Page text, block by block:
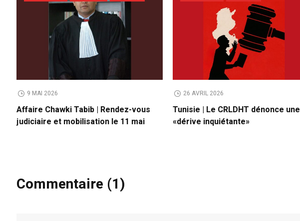
9 MAI 2026
Affaire Chawki Tabib | Rendez-vous
judiciaire et mobilisation le 11 mai
26 AVRIL 2026
Tunisie | Le CRLDHT dénonce une
«dérive inquiétante»
Commentaire (1)